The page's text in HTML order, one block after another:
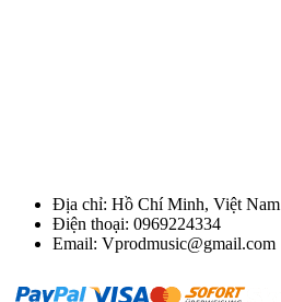
Địa chỉ: Hồ Chí Minh, Việt Nam
Điện thoại: 0969224334
Email: Vprodmusic@gmail.com